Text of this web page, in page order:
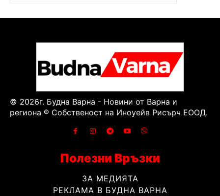
© 2026г. Будна Варна - Новини от Варна и
региона ® Собственост на Иноуейв Рисърч ЕООД.
Полезни Връзки
ЗА МЕДИЯТА
РЕКЛАМА В БУДНА ВАРНА